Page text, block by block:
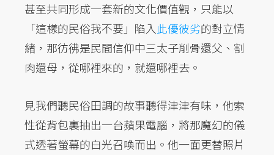
甚至共同形成一套新的文化價值觀，只能以
「這樣的民俗我不要」陷入此優彼劣的對立情
緒，那彷彿是民間信仰中三太子削骨還父、割
肉還母，從哪裡來的，就還哪裡去。
見我們聽民俗田調的故事聽得津津有味，他索
性從背包裏抽出一台蘋果電腦，將那魔幻的儀
式透著螢幕的白光召喚而出。他一面更替照片